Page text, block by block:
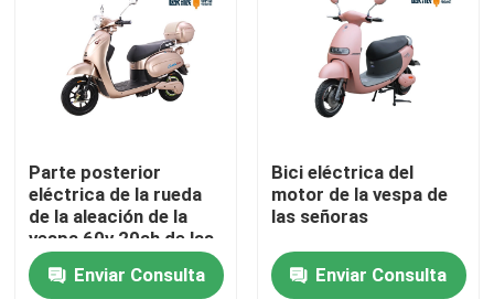
Inicio
Parte posterior
eléctrica de la rueda
de la aleación de la
vespa 60v 20ah de las
señoras del freno de
mano 650WEnviar Consulta
Bici eléctrica del
motor de la vespa de
las señoras
Enviar Consulta